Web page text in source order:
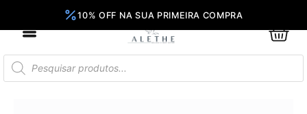
conteúdo
Pesquisar
produtos